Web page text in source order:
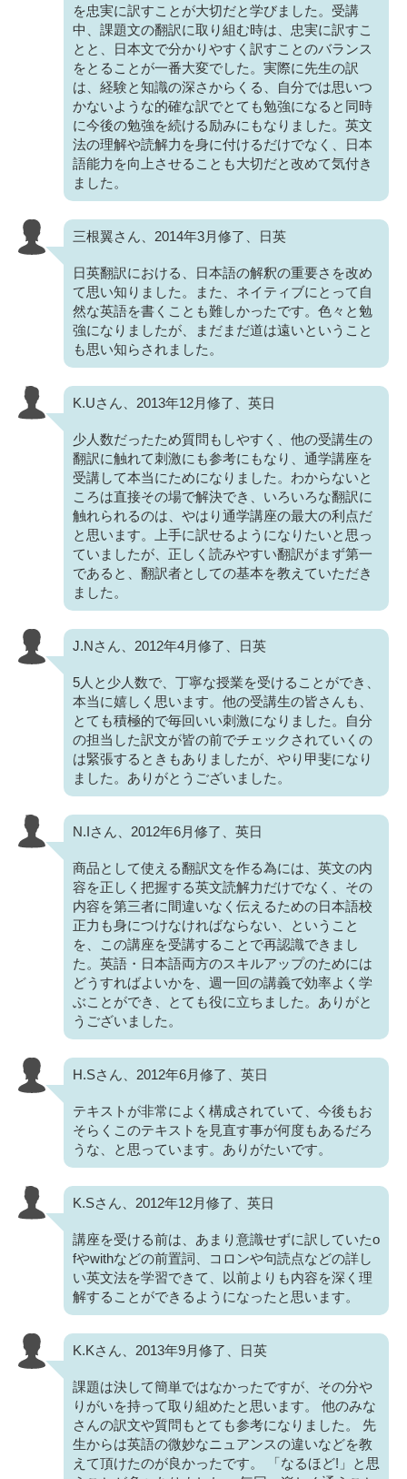
を忠実に訳すことが大切だと学びました。受講
中、課題文の翻訳に取り組む時は、忠実に訳すこ
とと、日本文で分かりやすく訳すことのバランス
をとることが一番大変でした。実際に先生の訳
は、経験と知識の深さからくる、自分では思いつ
かないような的確な訳でとても勉強になると同時
に今後の勉強を続ける励みにもなりました。英文
法の理解や読解力を身に付けるだけでなく、日本
語能力を向上させることも大切だと改めて気付き
ました。
三根翼さん、2014年3月修了、日英
日英翻訳における、日本語の解釈の重要さを改め
て思い知りました。また、ネイティブにとって自
然な英語を書くことも難しかったです。色々と勉
強になりましたが、まだまだ道は遠いということ
も思い知らされました。
K.Uさん、2013年12月修了、英日
少人数だったため質問もしやすく、他の受講生の
翻訳に触れて刺激にも参考にもなり、通学講座を
受講して本当にためになりました。わからないと
ころは直接その場で解決でき、いろいろな翻訳に
触れられるのは、やはり通学講座の最大の利点だ
と思います。上手に訳せるようになりたいと思っ
ていましたが、正しく読みやすい翻訳がまず第一
であると、翻訳者としての基本を教えていただき
ました。
J.Nさん、2012年4月修了、日英
5人と少人数で、丁寧な授業を受けることができ、
本当に嬉しく思います。他の受講生の皆さんも、
とても積極的で毎回いい刺激になりました。自分
の担当した訳文が皆の前でチェックされていくの
は緊張するときもありましたが、やり甲斐になり
ました。ありがとうございました。
N.Iさん、2012年6月修了、英日
商品として使える翻訳文を作る為には、英文の内
容を正しく把握する英文読解力だけでなく、その
内容を第三者に間違いなく伝えるための日本語校
正力も身につけなければならない、ということ
を、この講座を受講することで再認識できまし
た。英語・日本語両方のスキルアップのためには
どうすればよいかを、週一回の講義で効率よく学
ぶことができ、とても役に立ちました。ありがと
うございました。
H.Sさん、2012年6月修了、英日
テキストが非常によく構成されていて、今後もお
そらくこのテキストを見直す事が何度もあるだろ
うな、と思っています。ありがたいです。
K.Sさん、2012年12月修了、英日
講座を受ける前は、あまり意識せずに訳していたo
fやwithなどの前置詞、コロンや句読点などの詳し
い英文法を学習できて、以前よりも内容を深く理
解することができるようになったと思います。
K.Kさん、2013年9月修了、日英
課題は決して簡単ではなかったですが、その分や
りがいを持って取り組めたと思います。 他のみな
さんの訳文や質問もとても参考になりました。 先
生からは英語の微妙なニュアンスの違いなどを教
えて頂けたのが良かったです。 「なるほど!」と思